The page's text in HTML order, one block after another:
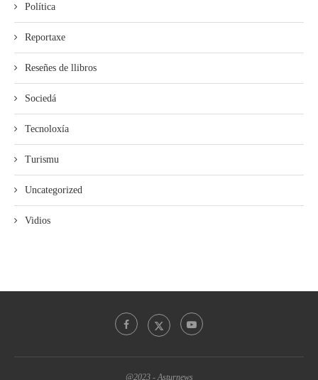
Política
Reportaxe
Reseñes de llibros
Sociedá
Tecnoloxía
Turismu
Uncategorized
Vidios
@2023 - Asturnews